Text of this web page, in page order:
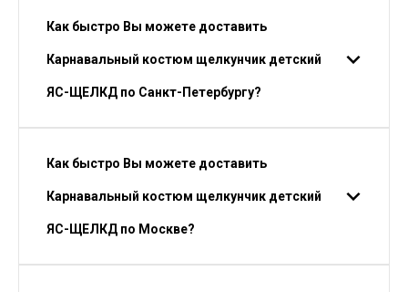
Как быстро Вы можете доставить
Карнавальный костюм щелкунчик детский
ЯС-ЩЕЛКД по Санкт-Петербургу?
Как быстро Вы можете доставить
Карнавальный костюм щелкунчик детский
ЯС-ЩЕЛКД по Москве?